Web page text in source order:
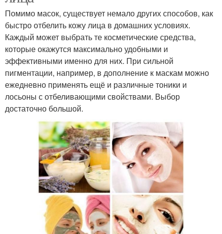
Помимо масок, существует немало других способов, как
быстро отбелить кожу лица в домашних условиях.
Каждый может выбрать те косметические средства,
которые окажутся максимально удобными и
эффективными именно для них. При сильной
пигментации, например, в дополнение к маскам можно
ежедневно применять ещё и различные тоники и
лосьоны с отбеливающими свойствами. Выбор
достаточно большой.